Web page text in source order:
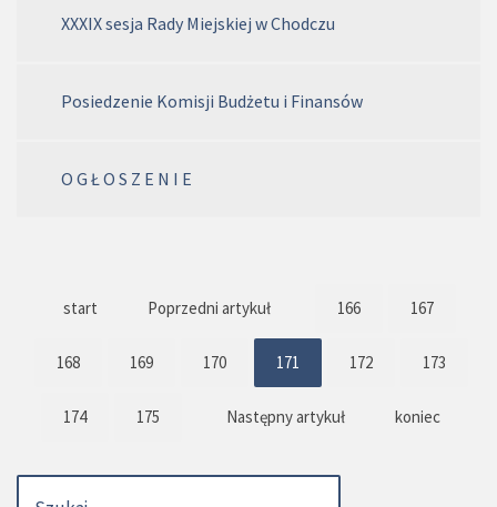
XXXIX sesja Rady Miejskiej w Chodczu
Posiedzenie Komisji Budżetu i Finansów
O G Ł O S Z E N I E
start Poprzedni artykuł 166 167
168 169 170 171 172 173
174 175 Następny artykuł koniec